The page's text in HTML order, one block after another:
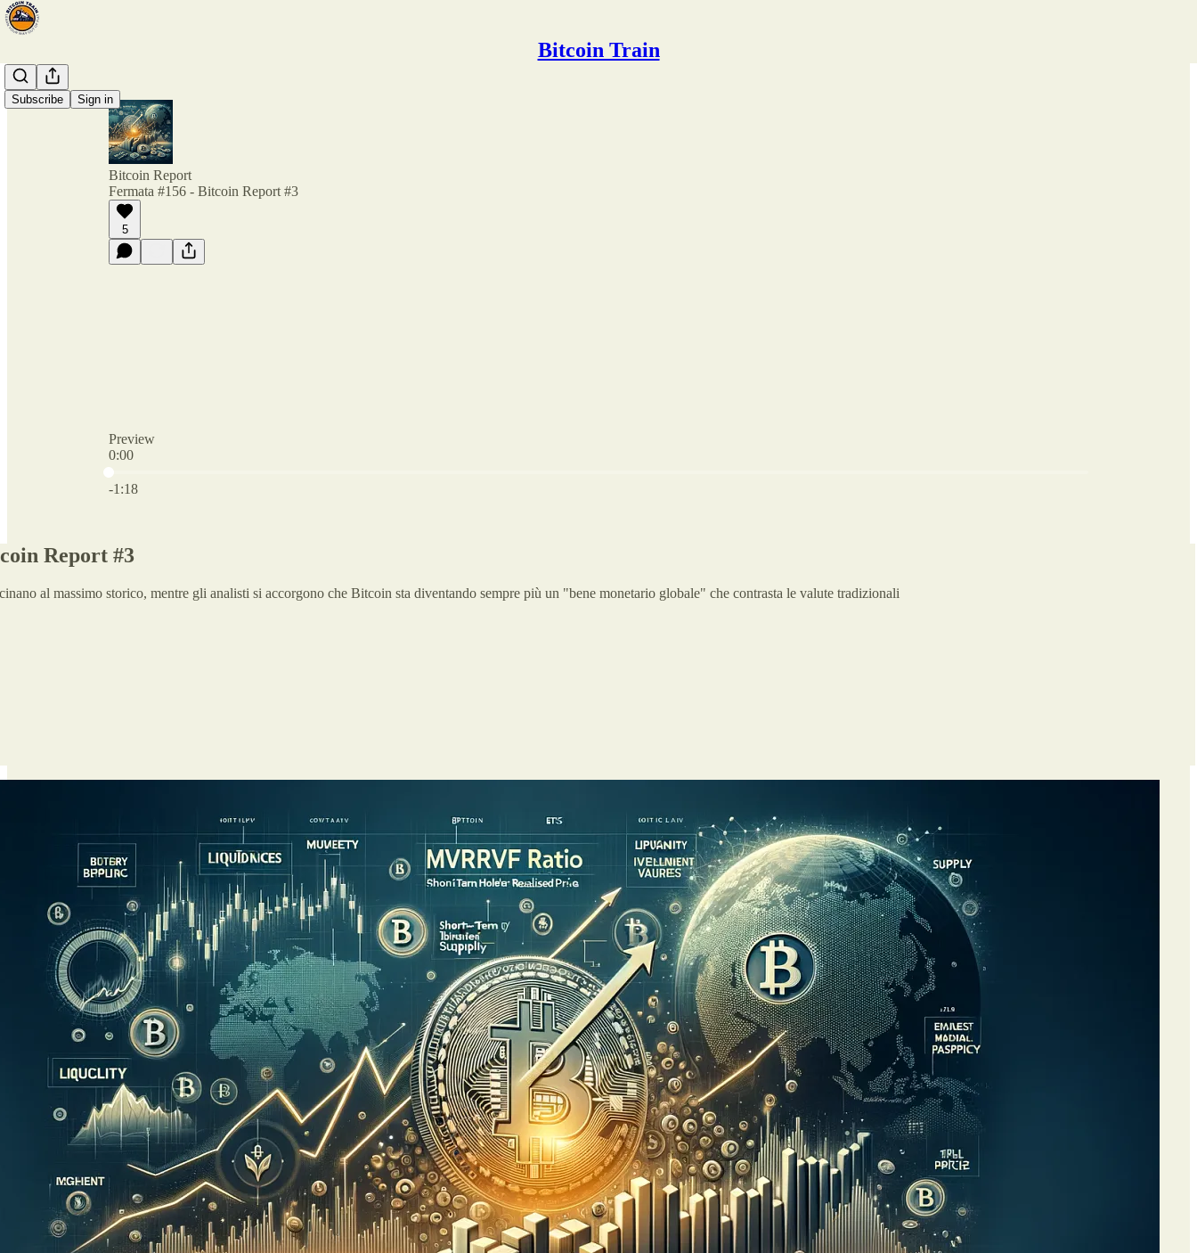
Bitcoin Train
Subscribe Sign in
Bitcoin Report
Fermata #156 - Bitcoin Report #3
5
Preview
0:00
Current time: 0:00 / Total time: -1:18
-1:18
Report #3
al massimo storico, mentre gli analisti si accorgono che Bitcoin sta diventando sempre più un "bene monetario globale" che contrasta le valute tradizionali